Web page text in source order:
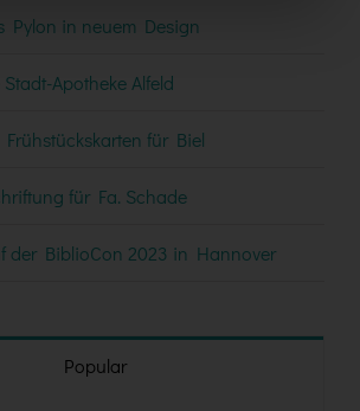
Pylon in neuem Design
Apotheke Alfeld
für Biel
für Fa. Schade
der BiblioCon 2023 in Hannover
Popular